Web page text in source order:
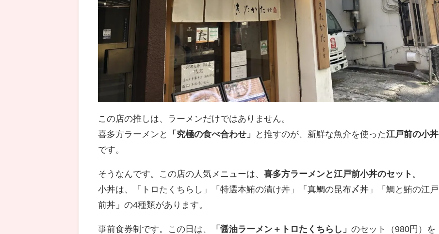
この店の推しは、ラーメンだけではありません。
喜多方ラーメンと
「究極の食べ合わせ」 と推すのが、新鮮な魚介を使った江戸前の小丼
です。
そうなんです。この店の人気メニューは、喜多方ラーメンと江戸前小丼のセット 。
小丼は、「トロたくちらし」「特選本鮪の漬け丼」「真鯛の昆布〆丼」「鯛と鮪の江戸
前丼」の4種類があります。
事前食券制です。この日は、 「醤油ラーメン＋トロたくちらし」のセット（980円）を